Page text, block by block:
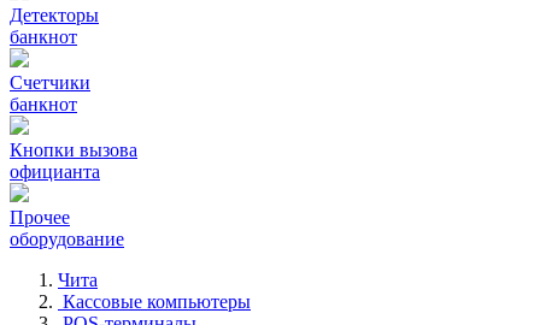
Детекторы
банкнот
Счетчики
банкнот
Кнопки вызова
официанта
Прочее
оборудование
Чита
Кассовые компьютеры